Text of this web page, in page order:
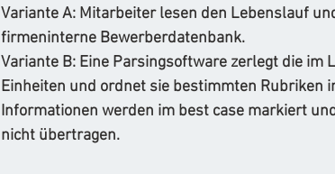
Variante A: Mitarbeiter lesen den Lebenslauf
firmeninterne Bewerberdatenbank.
Variante B: Eine Parsingsoftware zerlegt die
Einheiten und ordnet sie bestimmten Rubriken
Informationen werden im best case markiert
nicht übertragen.